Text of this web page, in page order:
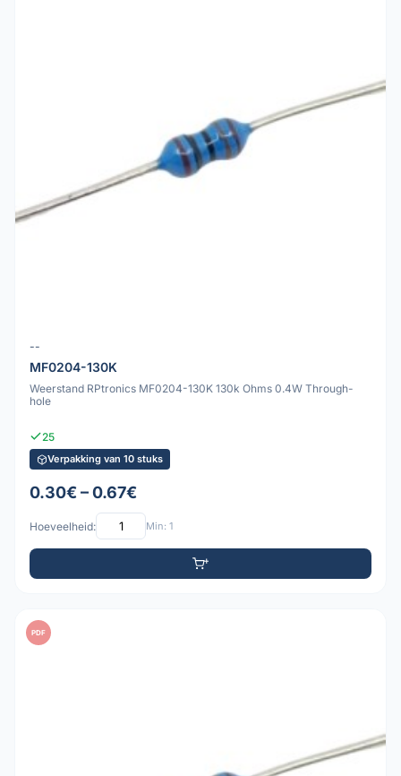
--
MF0204-130K
Weerstand RPtronics MF0204-130K 130k Ohms 0.4W Through-
hole
25
Verpakking van 10 stuks
0.30€ – 0.67€
Hoeveelheid: Min: 1
PDF